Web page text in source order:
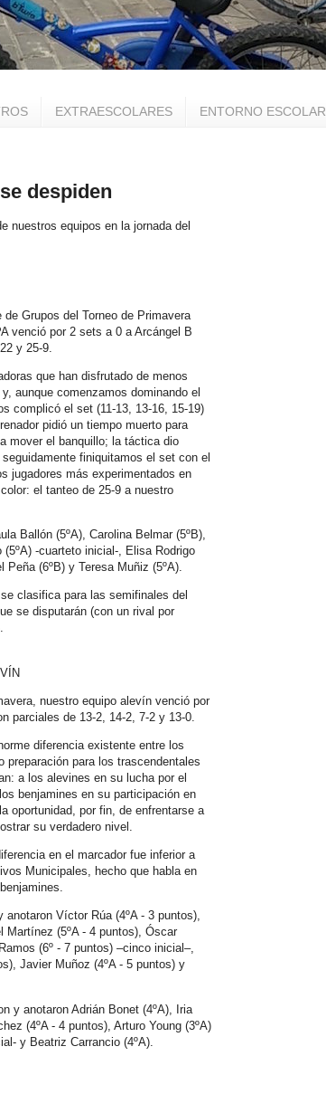
EXTRAESCOLARES ENTORNO ESCOLAR
despiden
nuestros equipos en la jornada del
Grupos del Torneo de Primavera
venció por 2 sets a 0 a Arcángel B
y 25-9.
que han disfrutado de menos
aunque comenzamos dominando el
complicó el set (11-13, 13-16, 15-19)
pidió un tiempo muerto para
mover el banquillo; la táctica dio
finiquitamos el set con el
jugadores más experimentados en
el tanteo de 25-9 a nuestro
Ballón (5ºA), Carolina Belmar (5ºB),
(5ºA) -cuarteto inicial-, Elisa Rodrigo
Peña (6ºB) y Teresa Muñiz (5ºA).
clasifica para las semifinales del
se disputarán (con un rival por
nuestro equipo alevín venció por
parciales de 13-2, 14-2, 7-2 y 13-0.
diferencia existente entre los
para los trascendentales
a los alevines en su lucha por el
benjamines en su participación en
oportunidad, por fin, de enfrentarse a
su verdadero nivel.
en el marcador fue inferior a
Municipales, hecho que habla en
Víctor Rúa (4ºA - 3 puntos),
Martínez (5ºA - 4 puntos), Óscar
(6º - 7 puntos) –cinco inicial–,
Javier Muñoz (4ºA - 5 puntos) y
y anotaron Adrián Bonet (4ºA), Iria
(4ºA - 4 puntos), Arturo Young (3ºA)
y Beatriz Carrancio (4ºA).